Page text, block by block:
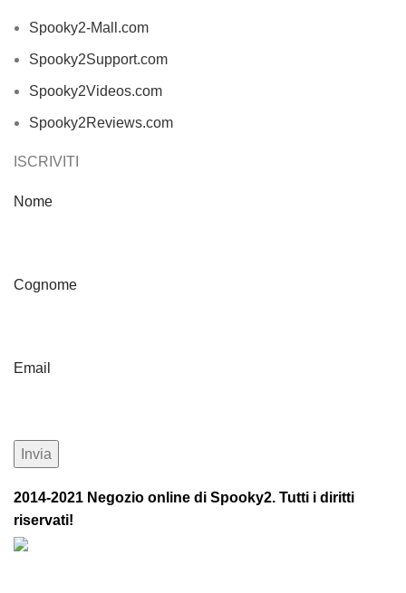
Spooky2-Mall.com
Spooky2Support.com
Spooky2Videos.com
Spooky2Reviews.com
ISCRIVITI
Nome
Cognome
Email
2014-2021 Negozio online di Spooky2. Tutti i diritti
riservati!